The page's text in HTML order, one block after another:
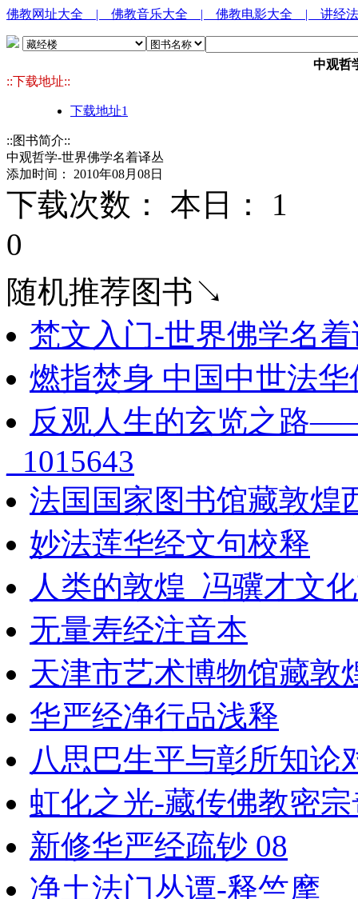
佛教网址大全 | 佛教音乐大全 | 佛教电影大全 | 讲经
中观哲
::下载地址::
下载地址1
::图书简介::
中观哲学-世界佛学名着译丛
添加时间： 2010年08月08日
下载次数： 本日： 1
0
随机推荐图书↘
梵文入门-世界佛学名
燃指焚身 中国中世法
反观人生的玄览之路
_1015643
法国国家图书馆藏敦煌
妙法莲华经文句校释
人类的敦煌_冯骥才文
无量寿经注音本
天津市艺术博物馆藏敦
华严经净行品浅释
八思巴生平与彰所知论
虹化之光-藏传佛教密
新修华严经疏钞 08
净土法门丛谭-释竺摩